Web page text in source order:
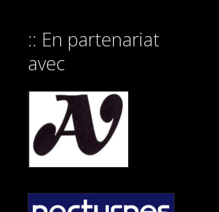
En partenariat
avec